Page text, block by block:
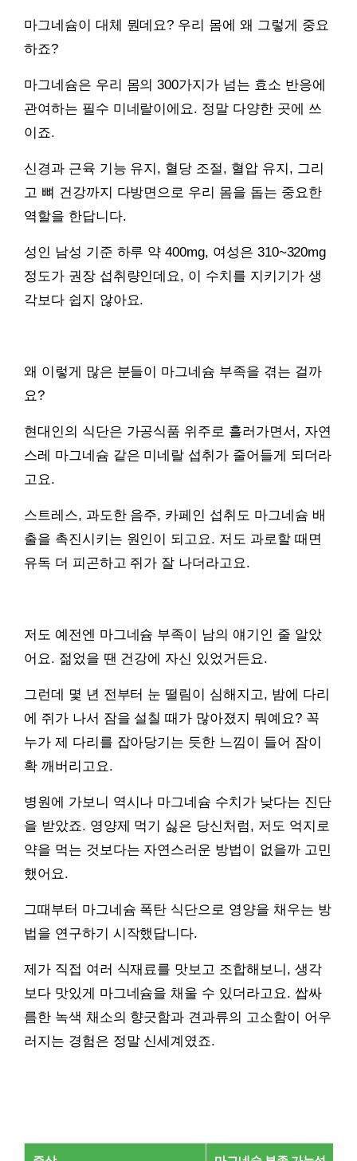
마그네슘이 대체 뭔데요? 우리 몸에 왜 그렇게 중요
하죠?
마그네슘은 우리 몸의 300가지가 넘는 효소 반응에
관여하는 필수 미네랄이에요. 정말 다양한 곳에 쓰
이죠.
신경과 근육 기능 유지, 혈당 조절, 혈압 유지, 그리
고 뼈 건강까지 다방면으로 우리 몸을 돕는 중요한
역할을 한답니다.
성인 남성 기준 하루 약 400mg, 여성은 310~320mg
정도가 권장 섭취량인데요, 이 수치를 지키기가 생
각보다 쉽지 않아요.
왜 이렇게 많은 분들이 마그네슘 부족을 겪는 걸까
요?
현대인의 식단은 가공식품 위주로 흘러가면서, 자연
스레 마그네슘 같은 미네랄 섭취가 줄어들게 되더라
고요.
스트레스, 과도한 음주, 카페인 섭취도 마그네슘 배
출을 촉진시키는 원인이 되고요. 저도 과로할 때면
유독 더 피곤하고 쥐가 잘 나더라고요.
저도 예전엔 마그네슘 부족이 남의 얘기인 줄 알았
어요. 젊었을 땐 건강에 자신 있었거든요.
그런데 몇 년 전부터 눈 떨림이 심해지고, 밤에 다리
에 쥐가 나서 잠을 설칠 때가 많아졌지 뭐예요? 꼭
누가 제 다리를 잡아당기는 듯한 느낌이 들어 잠이
확 깨버리고요.
병원에 가보니 역시나 마그네슘 수치가 낮다는 진단
을 받았죠. 영양제 먹기 싫은 당신처럼, 저도 억지로
약을 먹는 것보다는 자연스러운 방법이 없을까 고민
했어요.
그때부터 마그네슘 폭탄 식단으로 영양을 채우는 방
법을 연구하기 시작했답니다.
제가 직접 여러 식재료를 맛보고 조합해보니, 생각
보다 맛있게 마그네슘을 채울 수 있더라고요. 쌉싸
름한 녹색 채소의 향긋함과 견과류의 고소함이 어우
러지는 경험은 정말 신세계였죠.